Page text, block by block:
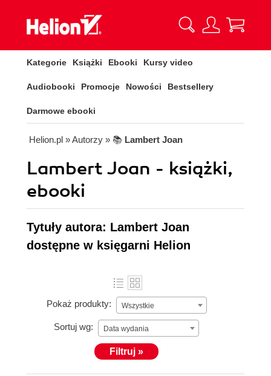
Kategorie Książki Ebooki Kursy video
Audiobooki Promocje Nowości Bestsellery
Darmowe ebooki
Helion.pl » Autorzy » 📚 Lambert Joan
Lambert Joan - książki,
ebooki
Tytuły autora: Lambert Joan
dostępne w księgarni Helion
Pokaż produkty: Wszystkie
Sortuj wg: Data wydania
Filtruj »